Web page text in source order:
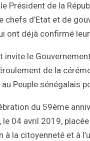
Président de la
chefs d’Etat et de
ont déjà confirmé
invite le
de la
Peuple sénégalais
du 59ème
04 avril 2019,
à la citoyenneté et à